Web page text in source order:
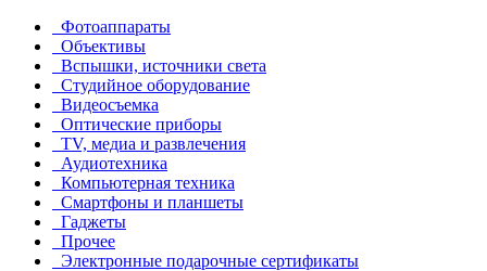
Фотоаппараты
Объективы
Вспышки, источники света
Студийное оборудование
Видеосъемка
Оптические приборы
TV, медиа и развлечения
Аудиотехника
Компьютерная техника
Смартфоны и планшеты
Гаджеты
Прочее
Электронные подарочные сертификаты